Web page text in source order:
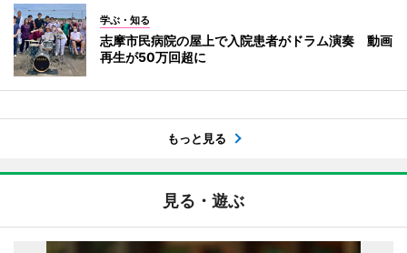
学ぶ・知る
志摩市民病院の屋上で入院患者がドラム演奏 動画
再生が50万回超に
もっと見る
見る・遊ぶ